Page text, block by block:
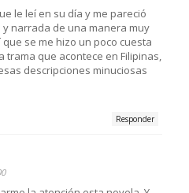
le leí en su día y me pareció
narrada de una manera muy
se me hizo un poco cuesta
trama que acontece en Filipinas,
descripciones minuciosas
Responder